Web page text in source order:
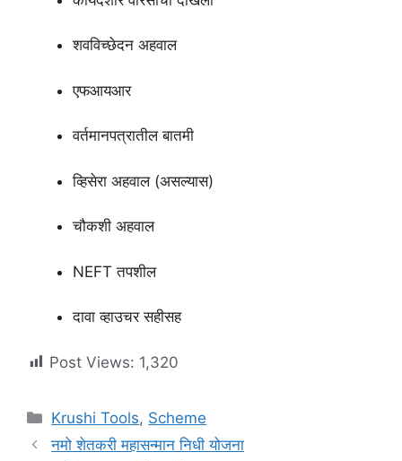
शवविच्छेदन अहवाल
एफआयआर
वर्तमानपत्रातील बातमी
व्हिसेरा अहवाल (असल्यास)
चौकशी अहवाल
NEFT तपशील
दावा व्हाउचर सहीसह
Post Views: 1,320
Categories
Krushi Tools, Scheme
नमो शेतकरी महासन्मान निधी योजना